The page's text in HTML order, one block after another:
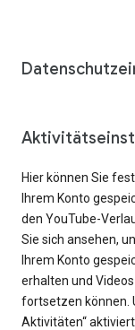
Hier können Sie
Ihrem Konto
den YouTube-
Sie sich ansehen,
Ihrem Konto
erhalten und
fortsetzen können.
Aktivitäten“